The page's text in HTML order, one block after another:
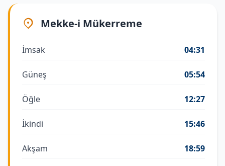
Mekke-i Mükerreme
İmsak 04:31
Güneş 05:54
Öğle 12:27
İkindi 15:46
Akşam 18:59